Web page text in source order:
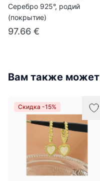
Серебро 925°, родий
(покрытие)
97.66 €
Вам также может
Скидка -15%